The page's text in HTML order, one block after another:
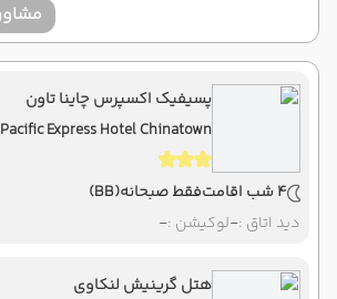
پسیفیک اکسپرس چاینا تاون
Pacific Express Hotel Chinatown
4 شب اقامت فقط صبحانه(BB)
دید اتاق :-لوکیشن :-
هتل گرینیش لنکاوی